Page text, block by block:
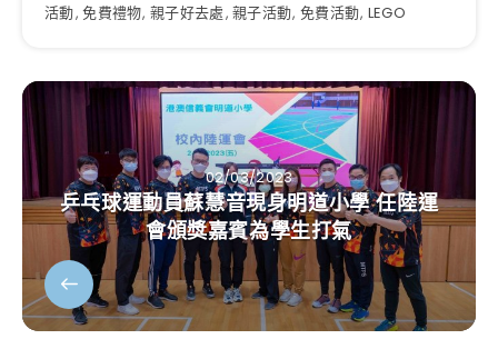
活動,免費禮物,親子好去處,親子活動, 免費活動, LEGO
02/03/2023
乒乓球運動員蘇慧音現身明道小學 任陸運
會頒獎嘉賓為學生打氣